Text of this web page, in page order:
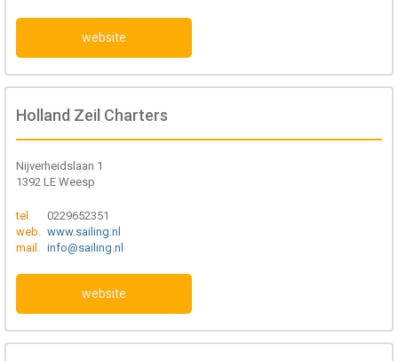
website
Holland Zeil Charters
Nijverheidslaan 1
1392 LE Weesp
tel.
0229652351
web. www.sailing.nl
mail. info@sailing.nl
website